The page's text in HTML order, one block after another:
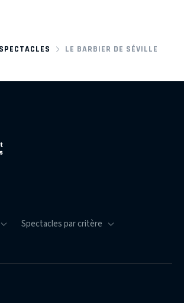
LE BARBIER DE SÉVILLE